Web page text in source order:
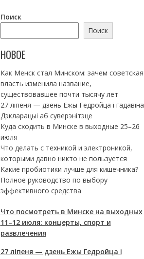
Поиск
Поиск
НОВОЕ
Как Менск стал Минском: зачем советская
власть изменила название,
существовавшее почти тысячу лет
27 ліпеня — дзень Ежы Гедройца і гадавіна
Дэкларацыі аб суверэнітэце
Куда сходить в Минске в выходные 25–26
июля
Что делать с техникой и электроникой,
которыми давно никто не пользуется
Какие пробиотики лучше для кишечника?
Полное руководство по выбору
эффективного средства
Что посмотреть в Минске на выходных
11–12 июля: концерты, спорт и
развлечения
27 ліпеня — дзень Ежы Гедройца і